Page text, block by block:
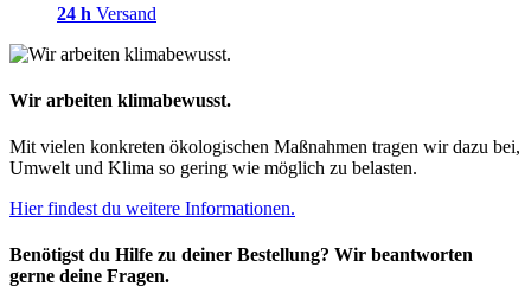
24 h Versand
Wir arbeiten klimabewusst.
Mit vielen konkreten ökologischen Maßnahmen tragen wir dazu bei,
Umwelt und Klima so gering wie möglich zu belasten.
Hier findest du weitere Informationen.
Benötigst du Hilfe zu deiner Bestellung? Wir beantworten
gerne deine Fragen.